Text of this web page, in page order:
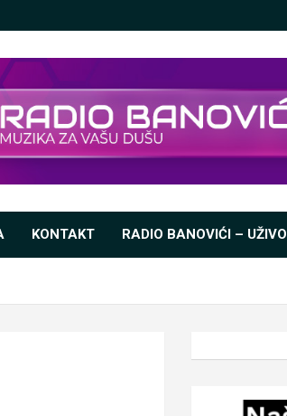
KONTAKT RADIO BANOVIĆI – UŽIVO